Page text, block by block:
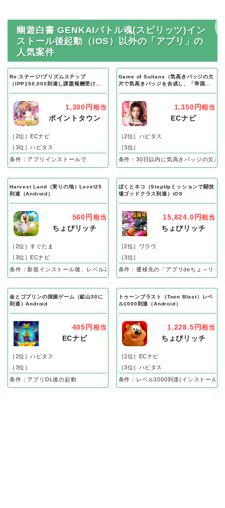
幽遊白書 GENKAIバトル魂(スピリッツ)イン
ストール後起動（iOS）以外の「アプリ」の
人気案件
Re:ステージ!プリズムステップ
（IPP150,000到達し課題報酬受け取
1,300円 相当
ポイントタウン
［2位］ECナビ
［3位］ハピタス
条件：アプリインストールで
Game of Sultans（気高きバッジの欠
片で気高きバッジを合成し、「帝国五
1,350円相当
ECナビ
［2位］ハピタス
［3位］
条件：30日以内に気高きバッジの欠片
Harvest Land（実りの地）Level25
到達（Android）
560円 相当
ちょびリッチ
［2位］すぐたま
［3位］ECナビ
条件：新規インストール後、レベル25到達で成果
ぼくとネコ（StepUpミッションで闘技
場ゴッドクラス到達）iOS
15,824.0円相当
ちょびリッチ
［2位］ワラウ
［3位］
条件：遷移先の「アプリdeちょ～リッ
金とゴブリンの採掘ゲーム（鉱山30に
到達）Android
405円 相当
ECナビ
［2位］ハピタス
［3位］
条件：アプリDL後の起動
トゥーンブラスト（Toon Blast）レベ
ル1000到達（Android）
1,228.5円相当
ちょびリッチ
［2位］ECナビ
［3位］ハピタス
条件：レベル1000到達(インストール後